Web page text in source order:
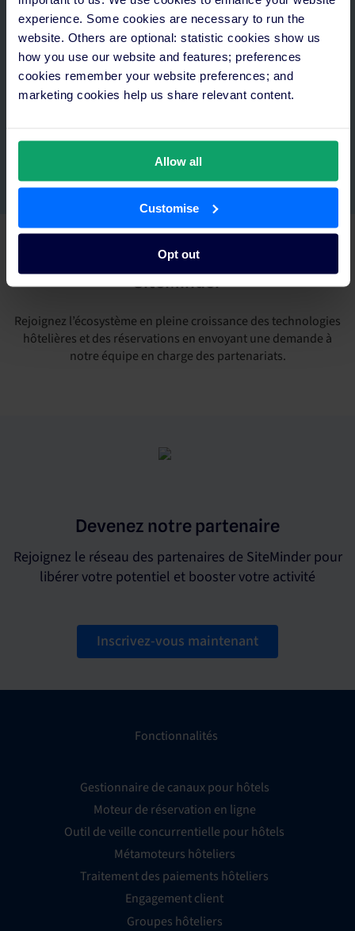
experience. Some cookies are necessary to run the
website. Others are optional: statistic cookies show us
how you use our website and features; preferences
cookies remember your website preferences; and
marketing cookies help us share relevant content.
Allow all
Customise
Opt out
Développez votre activité avec
SiteMinder
Rejoignez l’écosystème en pleine croissance des technologies
hôtelières et des réservations en envoyant une demande à
notre équipe en charge des partenariats.
Devenez notre partenaire
Rejoignez le réseau des partenaires de SiteMinder pour
libérer votre potentiel et booster votre activité
Inscrivez-vous maintenant
Fonctionnalités
Gestionnaire de canaux pour hôtels
Moteur de réservation en ligne
Outil de veille concurrentielle pour hôtels
Métamoteurs hôteliers
Traitement des paiements hôteliers
Engagement client
Groupes hôteliers